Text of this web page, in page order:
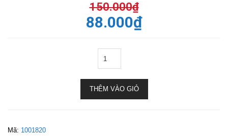
150.000₫
88.000₫
THÊM VÀO GIỎ
Mã: 1001820